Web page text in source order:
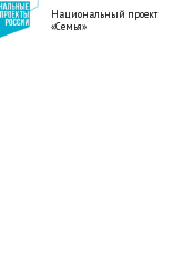
Национальный проект
«Семья»